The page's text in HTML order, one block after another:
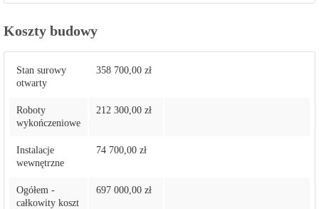
Koszty budowy
Stan surowy
otwarty
358 700,00 zł
Roboty
wykończeniowe
212 300,00 zł
Instalacje
wewnętrzne
74 700,00 zł
Ogółem -
całkowity koszt
697 000,00 zł